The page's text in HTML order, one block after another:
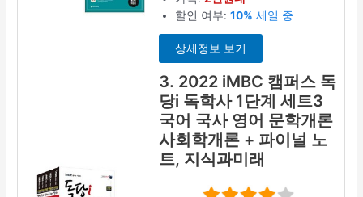
할인 여부:10% 세일 중
상세정보 보기
3. 2022 iMBC 캠퍼스 독
당i 독학사 1단계 세트3
국어 국사 영어 문학개론
사회학개론 + 파이널 노
트, 지식과미래